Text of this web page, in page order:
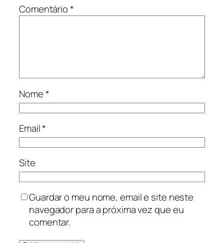
Comentário*
Nome*
Email*
Site
Guardar o meu nome, email e site neste
navegador para a próxima vez que eu
comentar.